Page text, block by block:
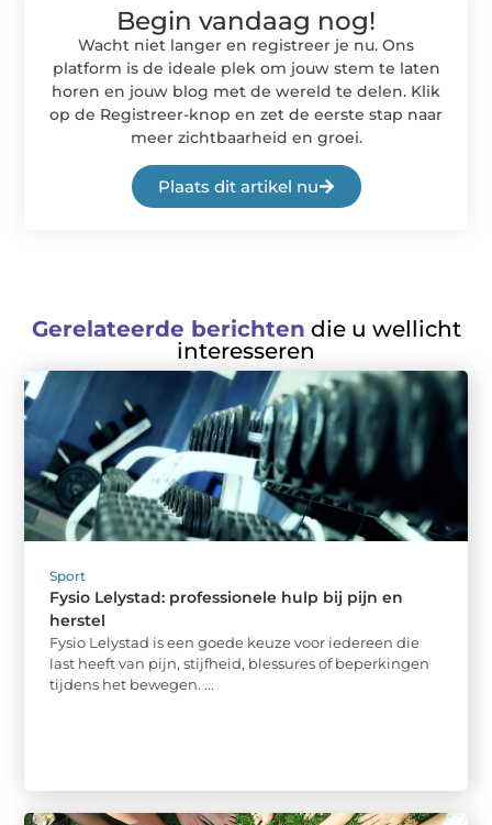
Begin vandaag nog!
Wacht niet langer en registreer je nu. Ons
platform is de ideale plek om jouw stem te laten
horen en jouw blog met de wereld te delen. Klik
op de Registreer-knop en zet de eerste stap naar
meer zichtbaarheid en groei.
Plaats dit artikel nu
Gerelateerde berichten die u wellicht
interesseren
Sport
Fysio Lelystad: professionele hulp bij pijn en
herstel
Fysio Lelystad is een goede keuze voor iedereen die
last heeft van pijn, stijfheid, blessures of beperkingen
tijdens het bewegen. ...